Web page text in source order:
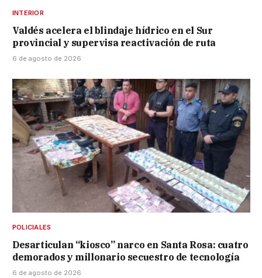
INTERIOR
Valdés acelera el blindaje hídrico en el Sur
provincial y supervisa reactivación de ruta
6 de agosto de 2026
POLICIALES
Desarticulan “kiosco” narco en Santa Rosa: cuatro
demorados y millonario secuestro de tecnología
6 de agosto de 2026